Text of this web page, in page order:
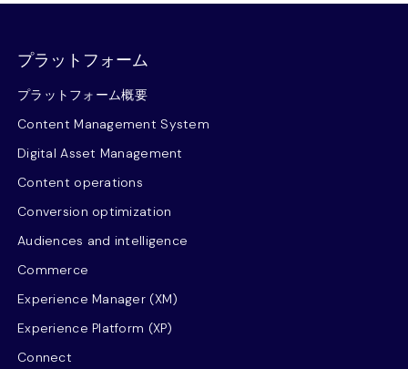
プラットフォーム
プラットフォーム概要
Content Management System
Digital Asset Management
Content operations
Conversion optimization
Audiences and intelligence
Commerce
Experience Manager (XM)
Experience Platform (XP)
Connect